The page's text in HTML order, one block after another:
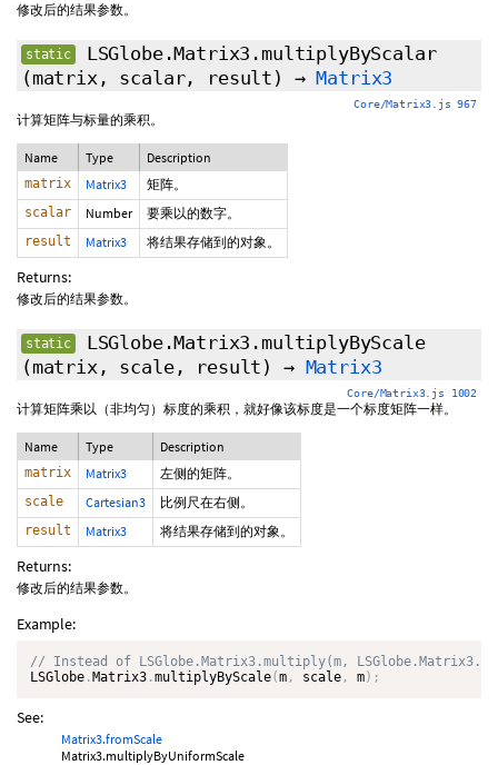
修改后的结果参数。
static
LSGlobe.Matrix3.multiplyByScalar
(matrix, scalar, result) →Matrix3
Core/Matrix3.js 967
计算矩阵与标量的乘积。
Name Type Description
matrix Matrix3 矩阵。
scalar Number 要乘以的数字。
result Matrix3 将结果存储到的对象。
Returns:
修改后的结果参数。
static
LSGlobe.Matrix3.multiplyByScale
(matrix, scale, result) → Matrix3
Core/Matrix3.js 1002
计算矩阵乘以（非均匀）标度的乘积，就好像该标度是一个标度矩阵一样。
Name Type Description
matrix Matrix3 左侧的矩阵。
scale Cartesian3 比例尺在右侧。
result Matrix3 将结果存储到的对象。
Returns:
修改后的结果参数。
Example:
LSGlobe . Matrix3 .multiplyByScale(m , scale , m) ;
See:
Matrix3.fromScale
Matrix3.multiplyByUniformScale